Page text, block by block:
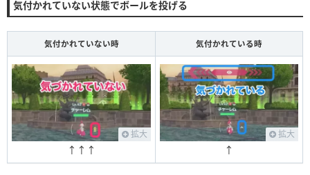
気付かれていない状態でボールを投げる
気付かれていない時 気付かれている時
拡大
↑↑↑
拡大
↑